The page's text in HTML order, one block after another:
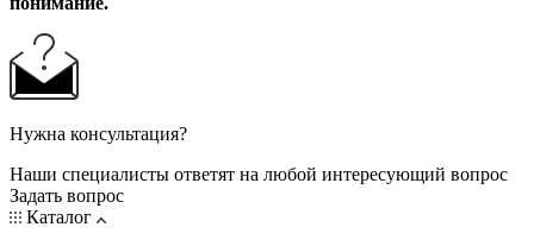
Нужна консультация?
Наши специалисты ответят на любой интересующий вопрос
Задать вопрос
Каталог